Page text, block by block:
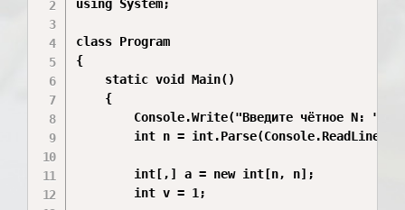
using System;
class Program
{
    static void Main()
    {
        Console.Write("Введите чётное N: ");
int n =
        int[,] a = new int[n, n];
        int v = 1;